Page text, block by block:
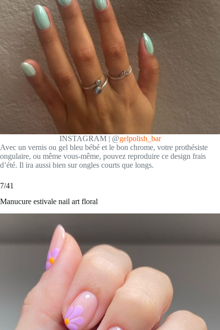
INSTAGRAM | @gelpolish_bar
Avec un vernis ou gel bleu bébé et le bon chrome, votre prothésiste
ongulaire, ou même vous-même, pouvez reproduire ce design frais
d’été. Il ira aussi bien sur ongles courts que longs.
7/41
Manucure estivale nail art floral